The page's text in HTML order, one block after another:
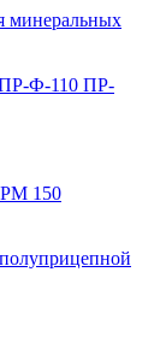
минеральных
ПР-Ф-110 ПР-
150